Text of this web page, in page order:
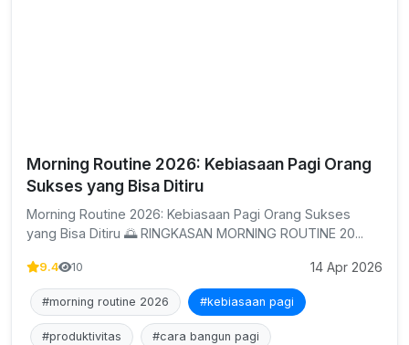
Morning Routine 2026: Kebiasaan Pagi Orang
Sukses yang Bisa Ditiru
Morning Routine 2026: Kebiasaan Pagi Orang Sukses
yang Bisa Ditiru 🌅 RINGKASAN MORNING ROUTINE 20...
9.4 10 14 Apr 2026
#morning routine 2026 #kebiasaan pagi
#produktivitas #cara bangun pagi